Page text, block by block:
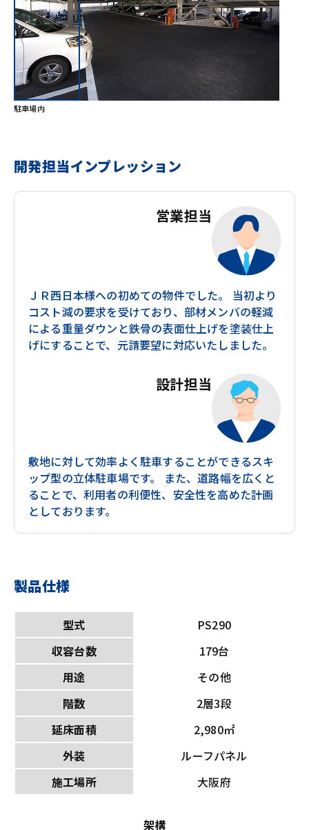
駐車場内
開発担当インプレッション
営業担当
ＪＲ西日本様への初めての物件でした。 当初より
コスト減の要求を受けており、部材メンバの軽減
による重量ダウンと鉄骨の表面仕上げを塗装仕上
げにすることで、元請要望に対応いたしました。
設計担当
敷地に対して効率よく駐車することができるスキ
ップ型の立体駐車場です。 また、道路幅を広くと
ることで、利用者の利便性、安全性を高めた計画
としております。
製品仕様
型式
PS290
収容台数
179台
用途
その他
階数
2層3段
延床面積
2,980㎡
外装
ルーフパネル
施工場所
大阪府
架構